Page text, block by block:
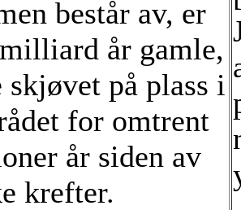
består av, er
år gamle,
skjøvet på plass i
for omtrent
år siden av
krefter.